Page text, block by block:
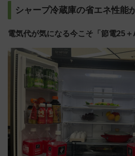
シャープ冷蔵庫の省エネ性能
電気代が気になる今こそ「節電25＋